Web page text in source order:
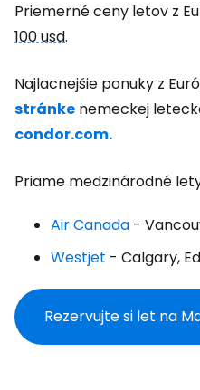
Priemerné ceny letov z
100 usd.
Najlacnejšie ponuky z
stránke nemeckej
condor.com.
Priame medzinárodné
Air Canada -
Westjet - Calgary,
Rezervujte si let na